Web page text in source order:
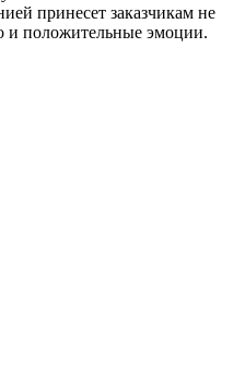
принесет заказчикам не
и положительные эмоции.